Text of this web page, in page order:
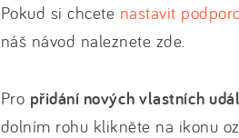
Pokud si chcete nastavit
náš návod naleznete zde.
Pro přidání nových vlastních
dolním rohu klikněte na ikonu